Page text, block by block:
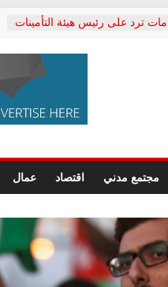
ترد على رئيس هيئة التأمينات
أصحاب المعاشات.. ونطالب بكشف
سليمان يكتب: القطاع الصحي إلى
الشعبي يطلق لجنة “الحق
الرسومات النهائية للقرار
الصحفيين.. وانتهاء أعمال
الإداري
قضية الدكتور محمد زهران.. ويؤكد:
وضمانات المحاكمة العادلة
مجتمع مدني اقتصاد عمال